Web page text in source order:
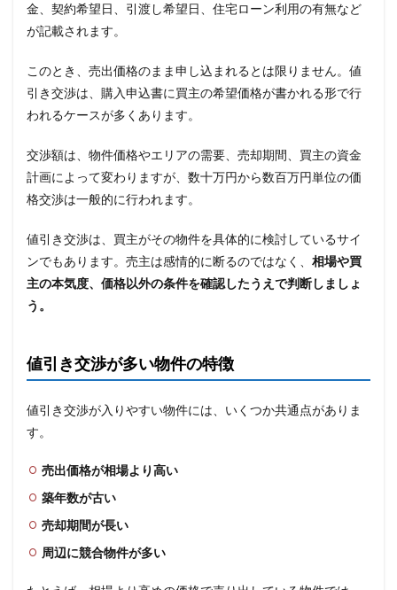
金、契約希望日、引渡し希望日、住宅ローン利用の有無など
が記載されます。
このとき、売出価格のまま申し込まれるとは限りません。値
引き交渉は、購入申込書に買主の希望価格が書かれる形で行
われるケースが多くあります。
交渉額は、物件価格やエリアの需要、売却期間、買主の資金
計画によって変わりますが、数十万円から数百万円単位の価
格交渉は一般的に行われます。
値引き交渉は、買主がその物件を具体的に検討しているサイ
ンでもあります。売主は感情的に断るのではなく、 相場や買
主の本気度、価格以外の条件を確認したうえで判断しましょ
う。
値引き交渉が多い物件の特徴
値引き交渉が入りやすい物件には、いくつか共通点がありま
す。
売出価格が相場より高い
築年数が古い
売却期間が長い
周辺に競合物件が多い